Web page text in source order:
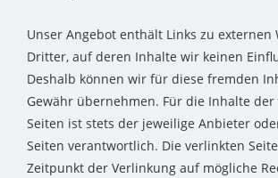
Unser Angebot enthält Links zu externen
Dritter, auf deren Inhalte wir keinen
Deshalb können wir für diese fremden
Gewähr übernehmen. Für die Inhalte
Seiten ist stets der jeweilige Anbieter
Seiten verantwortlich. Die verlinkten
Zeitpunkt der Verlinkung auf mögliche